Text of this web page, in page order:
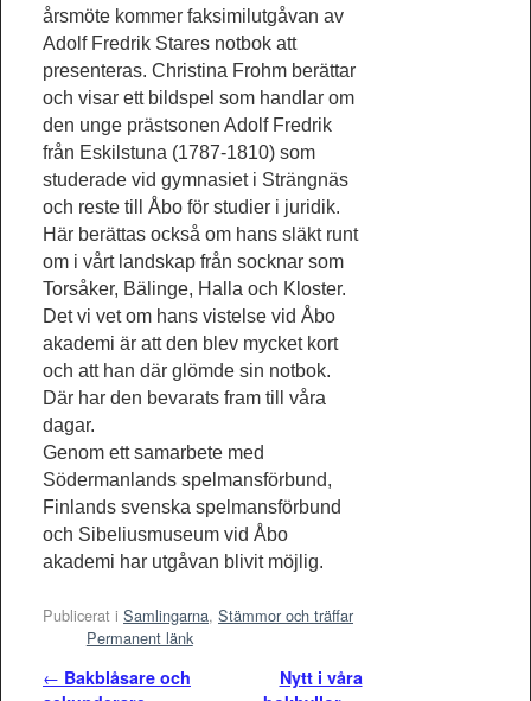
årsmöte kommer faksimilutgåvan av
Adolf Fredrik Stares notbok att
presenteras. Christina Frohm berättar
och visar ett bildspel som handlar om
den unge prästsonen Adolf Fredrik
från Eskilstuna (1787-1810) som
studerade vid gymnasiet i Strängnäs
och reste till Åbo för studier i juridik.
Här berättas också om hans släkt runt
om i vårt landskap från socknar som
Torsåker, Bälinge, Halla och Kloster.
Det vi vet om hans vistelse vid Åbo
akademi är att den blev mycket kort
och att han där glömde sin notbok.
Där har den bevarats fram till våra
dagar.
Genom ett samarbete med
Södermanlands spelmansförbund,
Finlands svenska spelmansförbund
och Sibeliusmuseum vid Åbo
akademi har utgåvan blivit möjlig.
Publicerat i Samlingarna, Stämmor och träffar
Permanent länk
Inläggsnavigering
← Bakblåsare och
Nytt i våra